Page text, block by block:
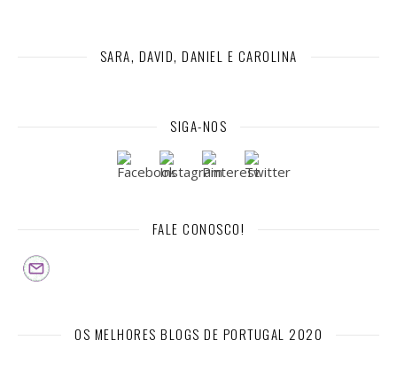
SARA, DAVID, DANIEL E CAROLINA
SIGA-NOS
FALE CONOSCO!
OS MELHORES BLOGS DE PORTUGAL 2020